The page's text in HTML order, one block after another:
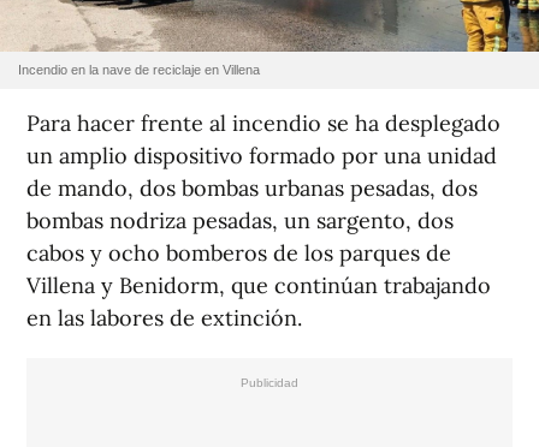
Incendio en la nave de reciclaje en Villena
Para hacer frente al incendio se ha desplegado
un amplio dispositivo formado por una unidad
de mando, dos bombas urbanas pesadas, dos
bombas nodriza pesadas, un sargento, dos
cabos y ocho bomberos de los parques de
Villena y Benidorm, que continúan trabajando
en las labores de extinción.